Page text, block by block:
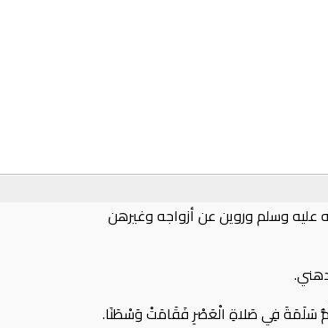
عليه وسلم وروين عن أزواجه وغيرهن
أُمُّ سَلَمَةَ فِي صَلاةِ الْعَصْرِ فَقَامَتْ وَسْطَنَا.